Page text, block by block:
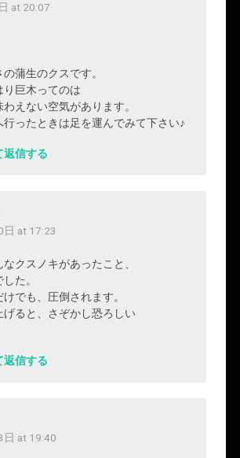
at 20:07
蒲生のクスです。
り巨木ってのは
えない空気があります。
行ったときは足を運んでみて下さい♪
返信する
at 17:23
クスノキがあったこと、
た。
でも、圧倒されます。
げると、さぞかし恐ろしい
返信する
at 19:40